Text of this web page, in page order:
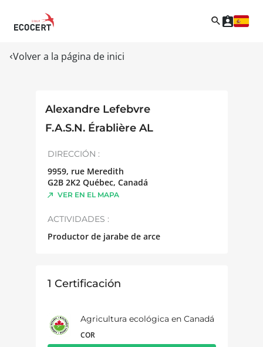
Volver a la página de inici
Alexandre Lefebvre
F.A.S.N. Érablière AL
DIRECCIÓN :
9959, rue Meredith
G2B 2K2 Québec, Canadá
VER EN EL MAPA
ACTIVIDADES :
Productor de jarabe de arce
1 Certificación
Agricultura ecológica en Canadá
COR